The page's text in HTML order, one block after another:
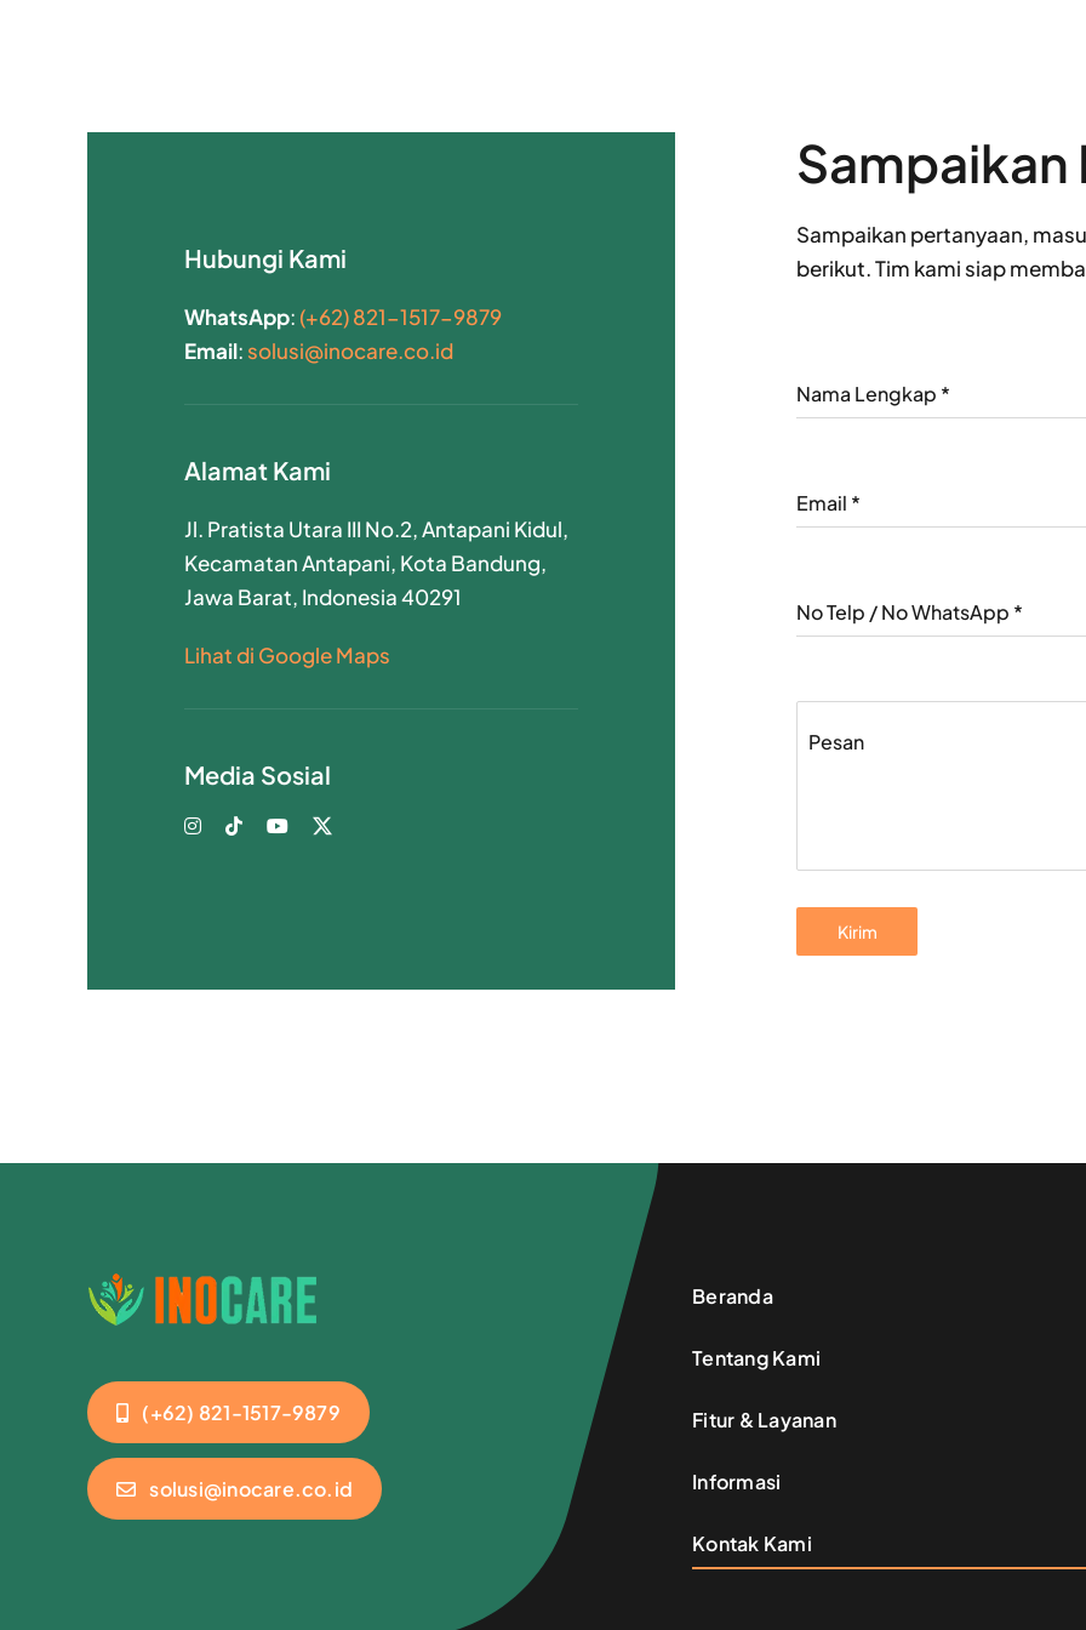
Hubungi Kami
WhatsApp: (+62) 821-1517-9879
Email: solusi@inocare.co.id
Alamat Kami
Jl. Pratista Utara III No.2, Antapani Kidul,
Kecamatan Antapani, Kota Bandung,
Jawa Barat, Indonesia 40291
Lihat di Google Maps
Media Sosial
Sampaikan
Sampaikan pertanyaan,
berikut. Tim kami siap
Nama Lengkap *
Email *
No Telp / No WhatsApp *
Pesan
Kirim
(+62) 821-1517-9879
solusi@inocare.co.id
Beranda
Tentang Kami
Fitur & Layanan
Informasi
Kontak Kami